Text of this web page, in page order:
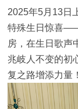
2025年5月13日
特殊生日惊喜
房，在生日歌声
兆岐人不变的初
复之路增添力量！